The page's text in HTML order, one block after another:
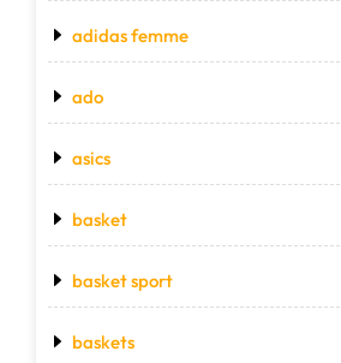
adidas femme
ado
asics
basket
basket sport
baskets